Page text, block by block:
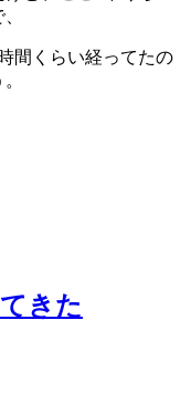
間くらい経ってたの
きた